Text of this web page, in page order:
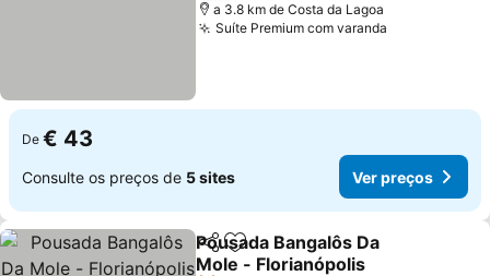
a 3.8 km de Costa da Lagoa
Suíte Premium com varanda
De € 43
Consulte os preços de 5 sites Ver preços
PartilharAdicionar aos favoritos
Pousada Bangalôs Da
Mole - Florianópolis